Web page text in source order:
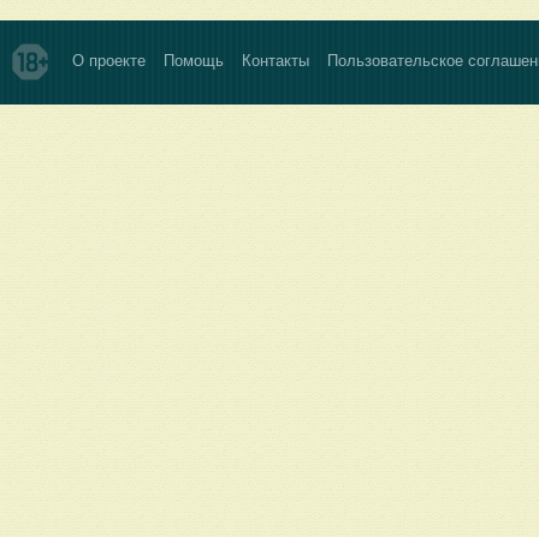
О проекте Помощь Контакты Пользовательское